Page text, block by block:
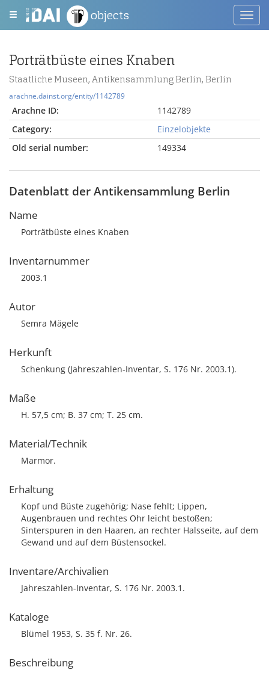
objects
Porträtbüste eines Knaben
Staatliche Museen, Antikensammlung Berlin, Berlin
arachne.dainst.org/entity/1142789
Arachne ID:
1142789
Category:
Einzelobjekte
Old serial number:
149334
Datenblatt der Antikensammlung Berlin
Name
Porträtbüste eines Knaben
Inventarnummer
2003.1
Autor
Semra Mägele
Herkunft
Schenkung (Jahreszahlen-Inventar, S. 176 Nr. 2003.1).
Maße
H. 57,5 cm; B. 37 cm; T. 25 cm.
Material/Technik
Marmor.
Erhaltung
Kopf und Büste zugehörig; Nase fehlt; Lippen,
Augenbrauen und rechtes Ohr leicht bestoßen;
Sinterspuren in den Haaren, an rechter Halsseite, auf dem
Gewand und auf dem Büstensockel.
Inventare/Archivalien
Jahreszahlen-Inventar, S. 176 Nr. 2003.1.
Kataloge
Blümel 1953, S. 35 f. Nr. 26.
Beschreibung